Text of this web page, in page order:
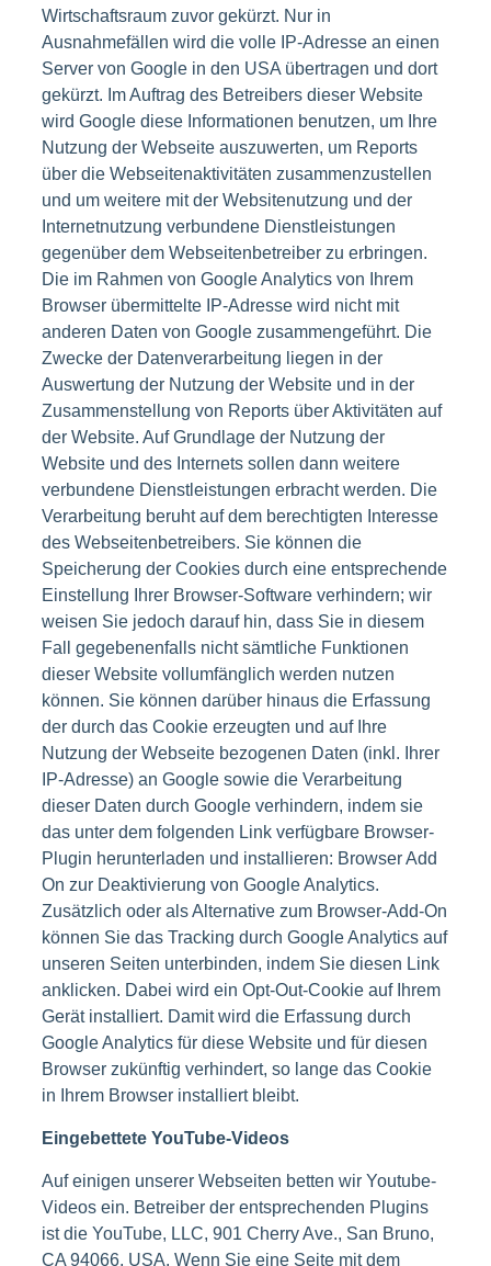
Wirtschaftsraum zuvor gekürzt. Nur in
Ausnahmefällen wird die volle IP-Adresse an einen
Server von Google in den USA übertragen und dort
gekürzt. Im Auftrag des Betreibers dieser Website
wird Google diese Informationen benutzen, um Ihre
Nutzung der Webseite auszuwerten, um Reports
über die Webseitenaktivitäten zusammenzustellen
und um weitere mit der Websitenutzung und der
Internetnutzung verbundene Dienstleistungen
gegenüber dem Webseitenbetreiber zu erbringen.
Die im Rahmen von Google Analytics von Ihrem
Browser übermittelte IP-Adresse wird nicht mit
anderen Daten von Google zusammengeführt. Die
Zwecke der Datenverarbeitung liegen in der
Auswertung der Nutzung der Website und in der
Zusammenstellung von Reports über Aktivitäten auf
der Website. Auf Grundlage der Nutzung der
Website und des Internets sollen dann weitere
verbundene Dienstleistungen erbracht werden. Die
Verarbeitung beruht auf dem berechtigten Interesse
des Webseitenbetreibers. Sie können die
Speicherung der Cookies durch eine entsprechende
Einstellung Ihrer Browser-Software verhindern; wir
weisen Sie jedoch darauf hin, dass Sie in diesem
Fall gegebenenfalls nicht sämtliche Funktionen
dieser Website vollumfänglich werden nutzen
können. Sie können darüber hinaus die Erfassung
der durch das Cookie erzeugten und auf Ihre
Nutzung der Webseite bezogenen Daten (inkl. Ihrer
IP-Adresse) an Google sowie die Verarbeitung
dieser Daten durch Google verhindern, indem sie
das unter dem folgenden Link verfügbare Browser-
Plugin herunterladen und installieren: Browser Add
On zur Deaktivierung von Google Analytics.
Zusätzlich oder als Alternative zum Browser-Add-On
können Sie das Tracking durch Google Analytics auf
unseren Seiten unterbinden, indem Sie diesen Link
anklicken. Dabei wird ein Opt-Out-Cookie auf Ihrem
Gerät installiert. Damit wird die Erfassung durch
Google Analytics für diese Website und für diesen
Browser zukünftig verhindert, so lange das Cookie
in Ihrem Browser installiert bleibt.
Eingebettete YouTube-Videos
Auf einigen unserer Webseiten betten wir Youtube-
Videos ein. Betreiber der entsprechenden Plugins
ist die YouTube, LLC, 901 Cherry Ave., San Bruno,
CA 94066, USA. Wenn Sie eine Seite mit dem